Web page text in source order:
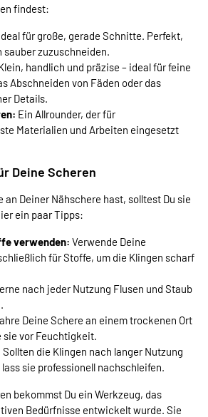
findest:
für große, gerade Schnitte. Perfekt,
sauber zuzuschneiden.
handlich und präzise – ideal für feine
Abschneiden von Fäden oder das
Details.
Ein Allrounder, der für
Materialien und Arbeiten eingesetzt
Deine Scheren
an Deiner Nähschere hast, solltest Du sie
ein paar Tipps:
verwenden: Verwende Deine
für Stoffe, um die Klingen scharf
nach jeder Nutzung Flusen und Staub
Deine Schere an einem trockenen Ort
sie vor Feuchtigkeit.
Sollten die Klingen nach langer Nutzung
sie professionell nachschleifen.
bekommst Du ein Werkzeug, das
Bedürfnisse entwickelt wurde. Sie